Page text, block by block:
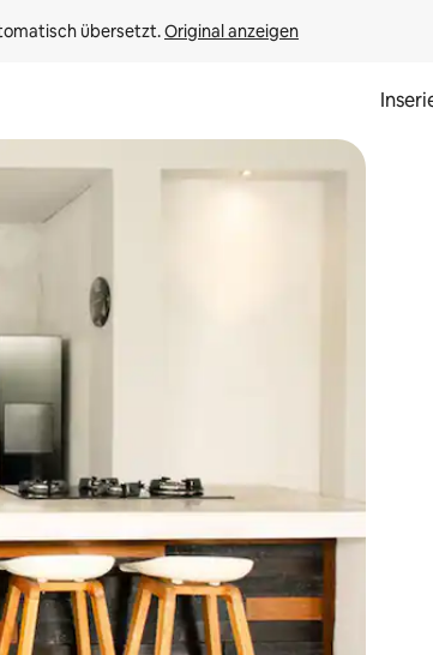
übersetzt. Original anzeigen
erkunde die Ergebnisse durch Berühren oder